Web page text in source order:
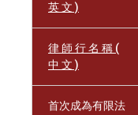
英 文 )
律 師 行 名 稱 (
中 文 )
首次成為有限法